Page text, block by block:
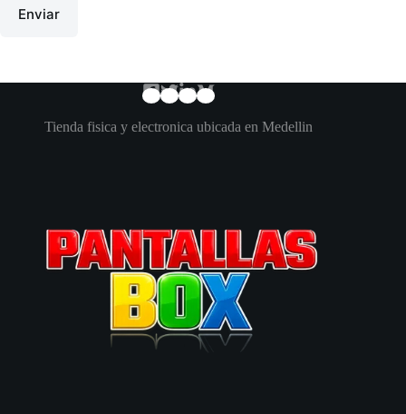
Enviar
Tienda fisica y electronica ubicada en Medellin